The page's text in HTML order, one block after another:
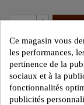
Politique de
Nos produits
pendant 1 an.
Ce magasin vous
les performances,
pertinence de la
sociaux et à la
fonctionnalités
publicités